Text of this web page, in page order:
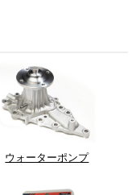
ウォーターポンプ